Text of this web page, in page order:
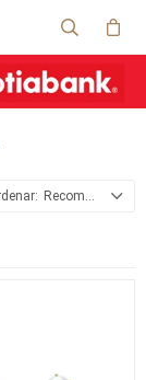
Recomendados